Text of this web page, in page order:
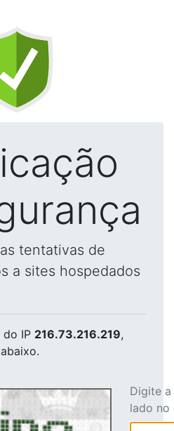
tentativas de
a sites hospedados
do IP 216.73.216.219,
Digite
lado no